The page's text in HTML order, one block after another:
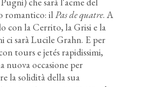
romantico: ilPas de quatre. A
con la Cerrito, la Grisi e la
ci sarà Lucile Grahn. E per
tours e jetés rapidissimi,
nuova occasione per
la solidità della sua